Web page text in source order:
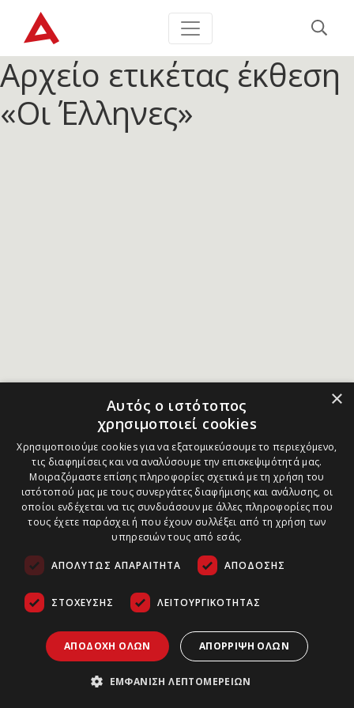
Αρχείο ετικέτας έκθεση
«Οι Έλληνες»
×
Αυτός ο ιστότοπος
χρησιμοποιεί cookies
Χρησιμοποιούμε cookies για να εξατομικεύσουμε το περιεχόμενο,
τις διαφημίσεις και να αναλύσουμε την επισκεψιμότητά μας.
Μοιραζόμαστε επίσης πληροφορίες σχετικά με τη χρήση του
ιστότοπού μας με τους συνεργάτες διαφήμισης και ανάλυσης, οι
οποίοι ενδέχεται να τις συνδυάσουν με άλλες πληροφορίες που
τους έχετε παράσχει ή που έχουν συλλέξει από τη χρήση των
υπηρεσιών τους από εσάς.
ΑΠΟΛΎΤΩΣ ΑΠΑΡΑΊΤΗΤΑ ΑΠΌΔΟΣΗΣ
ΣΤΌΧΕΥΣΗΣ ΛΕΙΤΟΥΡΓΙΚΌΤΗΤΑΣ
ΑΠΟΔΟΧΉ ΌΛΩΝ ΑΠΌΡΡΙΨΗ ΌΛΩΝ
ΕΜΦΆΝΙΣΗ ΛΕΠΤΟΜΕΡΕΙΏΝ